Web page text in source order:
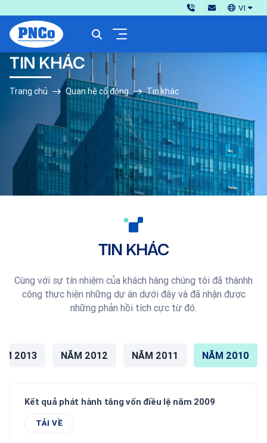
VI
TIN KHÁC
Trang chủ Quan hệ cổ đông Tin khác
TIN KHÁC
Cùng với sự tín nhiệm của khách hàng chúng tôi đã thànhh
công thực hiện những dự án dưới đây và đã nhận được
những phản hồi tích cực từ đó.
2013 NĂM 2012 NĂM 2011 NĂM 2010
Kết quả phát hành tăng vốn điều lệ năm 2009
TẢI VỀ